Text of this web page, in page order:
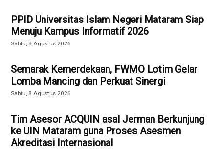
PPID Universitas Islam Negeri Mataram Siap
Menuju Kampus Informatif 2026
Sabtu, 8 Agustus 2026
Semarak Kemerdekaan, FWMO Lotim Gelar
Lomba Mancing dan Perkuat Sinergi
Sabtu, 8 Agustus 2026
Tim Asesor ACQUIN asal Jerman Berkunjung
ke UIN Mataram guna Proses Asesmen
Akreditasi Internasional